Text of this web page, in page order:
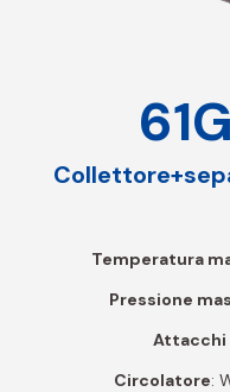
Temperatura
Pressione
Circolatore: